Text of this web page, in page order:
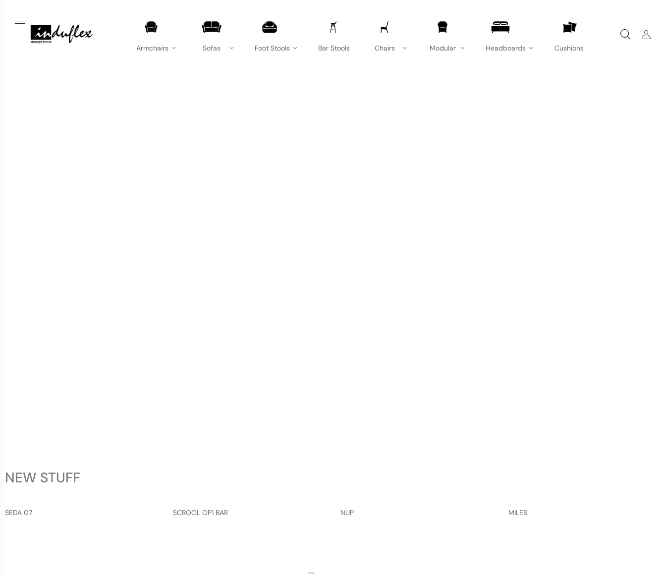
Armchairs Sofas Foot Stools Bar Stools Chairs Modular Headboards Cushions
NEW STUFF
SEDA 07 SCROOL OP1 BAR NUP MILES